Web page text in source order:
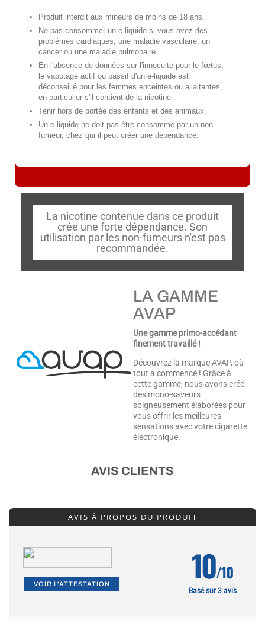
Produit interdit aux mineurs de moins de 18 ans.
Ne pas consommer un e-liquide si vous avez des
problèmes cardiaques, une maladie vasculaire, un
cancer ou une maladie pulmonaire.
En l'absence de données sur l'innocuité pour le fœtus,
le vapotage actif ou passif d'un e-liquide est
déconseillé pour les femmes enceintes ou allaitantes,
en particulier s'il contient de la nicotine.
Tenir hors de portée des enfants et des animaux.
Un e liquide ne doit pas être consommé par un non-
fumeur, chez qui il peut créer une dépendance.
La nicotine contenue dans ce produit
crée une forte dépendance. Son
utilisation par les non-fumeurs n'est pas
recommandée.
LA GAMME
AVAP
Une gamme primo-accédant
finement travaillé !
Découvrez la marque AVAP, où
tout a commencé ! Grâce à
cette gamme, nous avons créé
des mono-saveurs
soigneusement élaborées pour
vous offrir les meilleures
sensations avec votre cigarette
électronique.
AVIS CLIENTS
AVIS À PROPOS DU PRODUIT
VOIR L'ATTESTATION 10/10
Basé sur 3 avis